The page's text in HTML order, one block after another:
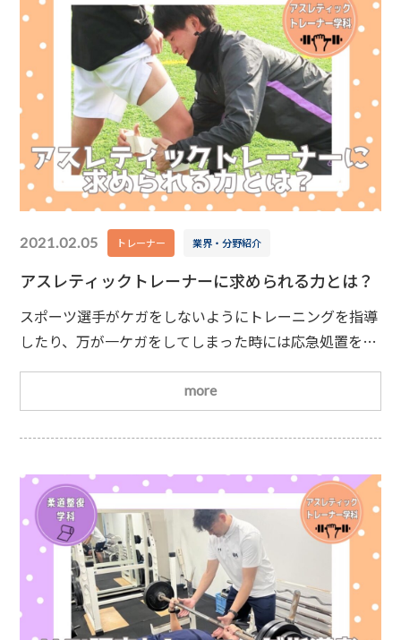
2021.02.05 トレーナー 業界・分野紹介
アスレティックトレーナーに求められる力とは？
スポーツ選手がケガをしないようにトレーニングを指導
したり、万が一ケガをしてしまった時には応急処置を行
スポーツ施設やチームで
活躍するアスレティックトレーナーですが、実際にはど
のような力が求められるのでしょうか？
スポーツ
ーツ選手をサポートする仕事。そのため、スポーツに関
more